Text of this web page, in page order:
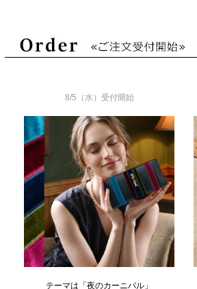
8/5（水）受付開始
テーマは「夜のカーニバル」